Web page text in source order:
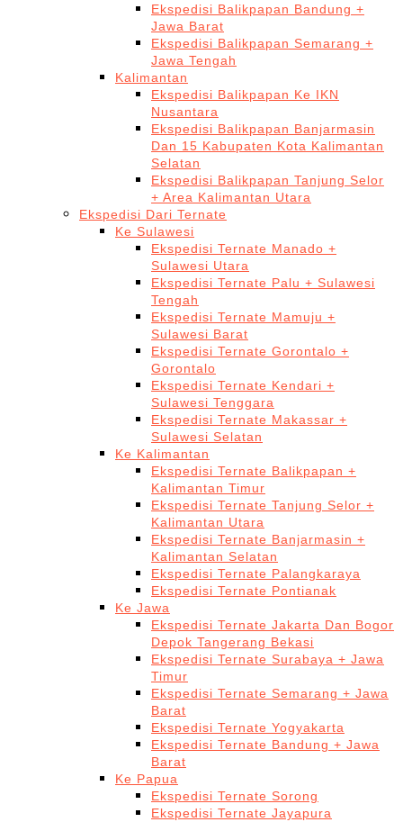
Ekspedisi Balikpapan Bandung +
Jawa Barat
Ekspedisi Balikpapan Semarang +
Jawa Tengah
Kalimantan
Ekspedisi Balikpapan Ke IKN
Nusantara
Ekspedisi Balikpapan Banjarmasin
Dan 15 Kabupaten Kota Kalimantan
Selatan
Ekspedisi Balikpapan Tanjung Selor
+ Area Kalimantan Utara
Ekspedisi Dari Ternate
Ke Sulawesi
Ekspedisi Ternate Manado +
Sulawesi Utara
Ekspedisi Ternate Palu + Sulawesi
Tengah
Ekspedisi Ternate Mamuju +
Sulawesi Barat
Ekspedisi Ternate Gorontalo +
Gorontalo
Ekspedisi Ternate Kendari +
Sulawesi Tenggara
Ekspedisi Ternate Makassar +
Sulawesi Selatan
Ke Kalimantan
Ekspedisi Ternate Balikpapan +
Kalimantan Timur
Ekspedisi Ternate Tanjung Selor +
Kalimantan Utara
Ekspedisi Ternate Banjarmasin +
Kalimantan Selatan
Ekspedisi Ternate Palangkaraya
Ekspedisi Ternate Pontianak
Ke Jawa
Ekspedisi Ternate Jakarta Dan Bogor
Depok Tangerang Bekasi
Ekspedisi Ternate Surabaya + Jawa
Timur
Ekspedisi Ternate Semarang + Jawa
Barat
Ekspedisi Ternate Yogyakarta
Ekspedisi Ternate Bandung + Jawa
Barat
Ke Papua
Ekspedisi Ternate Sorong
Ekspedisi Ternate Jayapura